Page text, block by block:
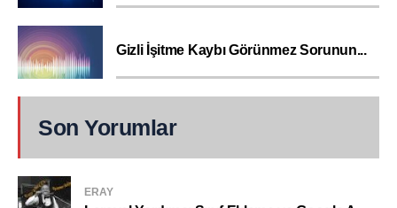
Gizli İşitme Kaybı Görünmez Sorunun...
Son Yorumlar
ERAY